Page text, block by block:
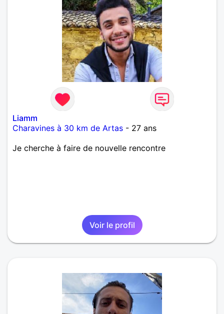
Liamm
Charavines à 30 km de Artas - 27 ans
Je cherche à faire de nouvelle rencontre
Voir le profil